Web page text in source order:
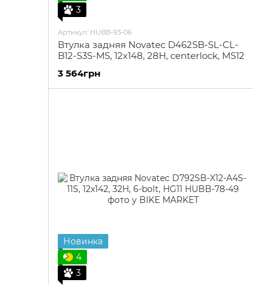
3
Артикул: HUBB-93-06
Втулка задняя Novatec D462SB-SL-CL-
B12-S3S-MS, 12x148, 28H, centerlock, MS12
3 564грн
Новинка
4
3